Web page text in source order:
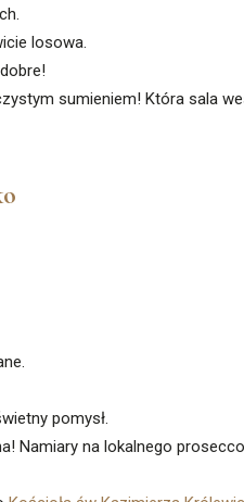
losowa.
sumieniem! Która sala
pomysł.
Namiary na lokalnego